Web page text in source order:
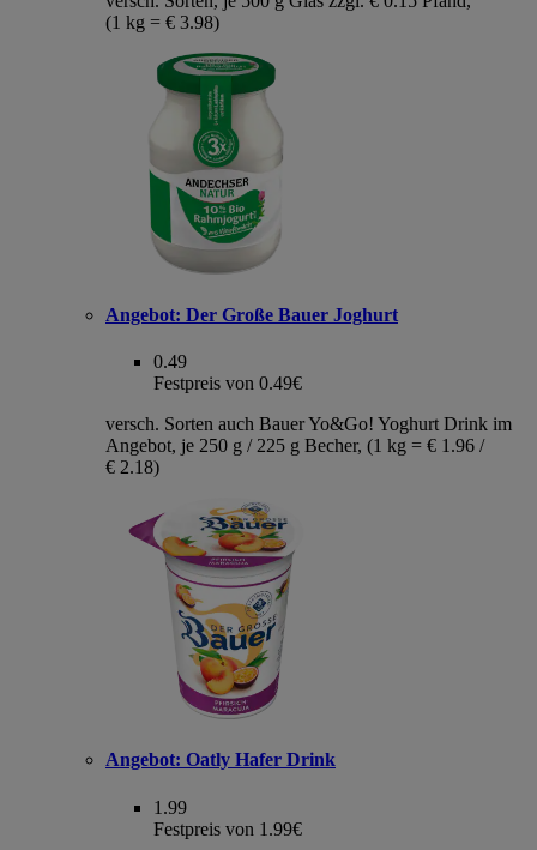
(1 kg = € 3.98)
Angebot: Der Große Bauer Joghurt
0.49
Festpreis von 0.49€
versch. Sorten auch Bauer Yo&Go! Yoghurt Drink im
Angebot, je 250 g / 225 g Becher, (1 kg = € 1.96 /
€ 2.18)
Angebot: Oatly Hafer Drink
1.99
Festpreis von 1.99€